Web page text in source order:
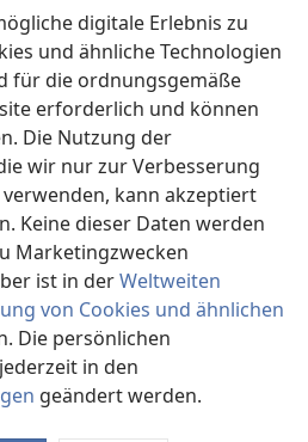
digitale Erlebnis zu
und ähnliche Technologien
für die ordnungsgemäße
erforderlich und können
Die Nutzung der
wir nur zur Verbesserung
kann akzeptiert
Keine dieser Daten werden
Marketingzwecken
ist in derWeltweiten
von Cookies und ähnlichen
Die persönlichen
in den
geändert werden.
Bible and Tract Society of Pennsylvania.
DATENSCHUTZERKLÄRUNG